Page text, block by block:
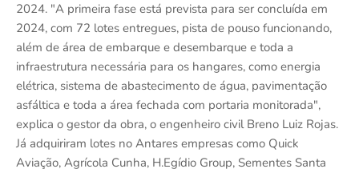
2024. "A primeira fase está prevista para ser concluída em
2024, com 72 lotes entregues, pista de pouso funcionando,
além de área de embarque e desembarque e toda a
infraestrutura necessária para os hangares, como energia
elétrica, sistema de abastecimento de água, pavimentação
asfáltica e toda a área fechada com portaria monitorada",
explica o gestor da obra, o engenheiro civil Breno Luiz Rojas.
Já adquiriram lotes no Antares empresas como Quick
Aviação, Agrícola Cunha, H.Egídio Group, Sementes Santa